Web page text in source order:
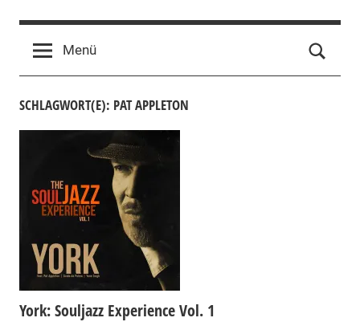
HörBar
der
nmz
Menü
SCHLAGWORT(E): PAT APPLETON
York: Souljazz Experience Vol. 1